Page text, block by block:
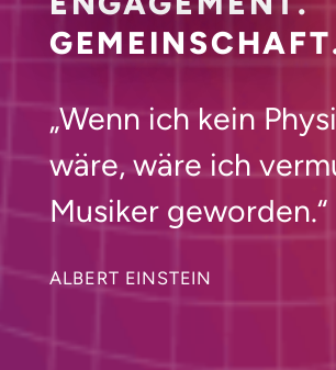
„Wenn ich kein
wäre, wäre ich
Musiker geworden.“
ALBERT EINSTEIN